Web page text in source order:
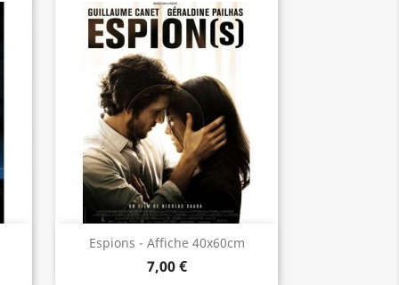
Espions - Affiche 40x60cm
7,00 €
Aperçu rapide